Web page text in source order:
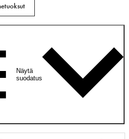
Näytä
suodatus